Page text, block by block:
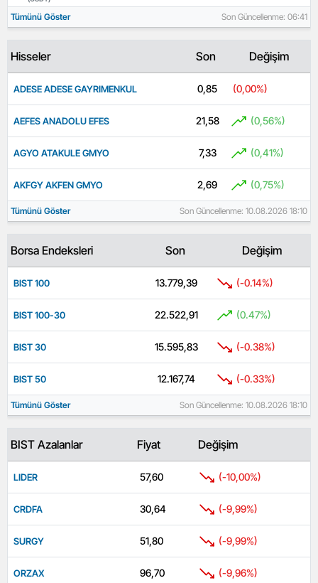
Tümünü Göster Son Güncellenme: 06:41
Hisseler Son Değişim
ADESE ADESE GAYRIMENKUL 0,85 (0,00%)
AEFES ANADOLU EFES 21,58 (0,56%)
AGYO ATAKULE GMYO 7,33 (0,41%)
AKFGY AKFEN GMYO 2,69 (0,75%)
Tümünü Göster Son Güncellenme: 10.08.2026 18:10
Borsa Endeksleri Son Değişim
BIST 100 13.779,39 (-0.14%)
BIST 100-30 22.522,91 (0.47%)
BIST 30 15.595,83 (-0.38%)
BIST 50 12.167,74 (-0.33%)
Tümünü Göster Son Güncellenme: 10.08.2026 18:10
BIST Azalanlar Fiyat Değişim
LIDER 57,60 (-10,00%)
CRDFA 30,64 (-9,99%)
SURGY 51,80 (-9,99%)
ORZAX 96,70 (-9,96%)